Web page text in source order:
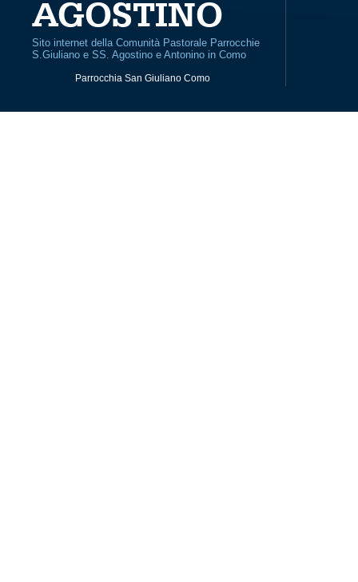
AGOSTINO
Sito internet della Comunità Pastorale Parrocchie
S.Giuliano e SS. Agostino e Antonino in Como
Parrocchia San Giuliano Como